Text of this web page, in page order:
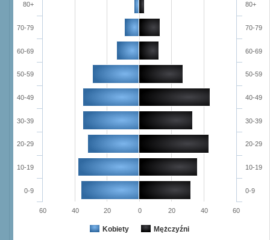
Kobiety Mężczyźni
0-9
10-19
20-29
30-39
40-49
50-59
60-69
70-79
80+
0-9
10-19
20-29
30-39
40-49
50-59
60-69
70-79
80+
60 40 20 0 20 40 60